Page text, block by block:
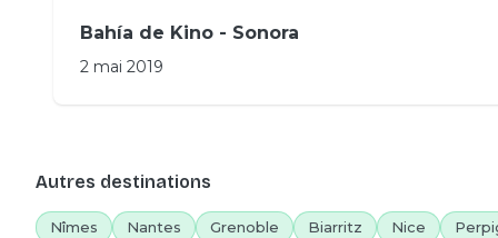
Bahía de Kino - Sonora
2 mai 2019
Autres destinations
Nîmes Nantes Grenoble Biarritz Nice